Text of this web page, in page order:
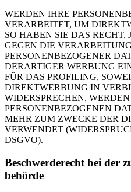
WERDEN IHRE
VERARBEITET, UM
SO HABEN SIE DAS RECHT,
GEGEN DIE
PERSONENBEZOGENER
DERARTIGER WERBUNG
FÜR DAS PROFILING,
DIREKTWERBUNG IN
WIDERSPRECHEN,
PERSONENBEZOGENEN
MEHR ZUM ZWECKE DER
VERWENDET
DSGVO).
Beschwerde­recht bei der
behörde